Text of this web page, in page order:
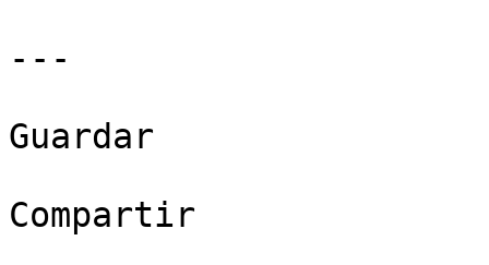
---
Guardar
Compartir